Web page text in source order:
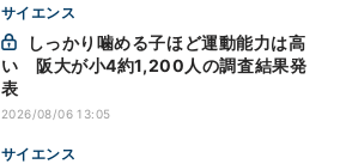
サイエンス
い 阪大が小4約1,200人の調査結果発
表
2026/08/06 13:05
サイエンス